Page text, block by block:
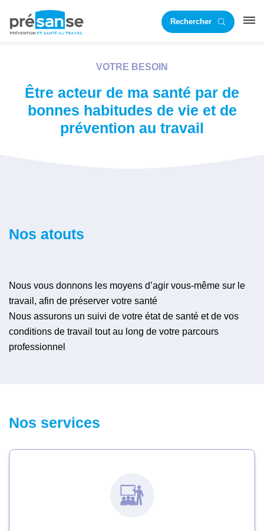
contenu
RechercherRST
VOTRE BESOIN
Être acteur de ma santé par de
bonnes habitudes de vie et de
prévention au travail
Nos atouts
Nous vous donnons les moyens d’agir vous-même sur le
travail, afin de préserver votre santé
Nous assurons un suivi de votre état de santé et de vos
conditions de travail tout au long de votre parcours
professionnel
Nos services